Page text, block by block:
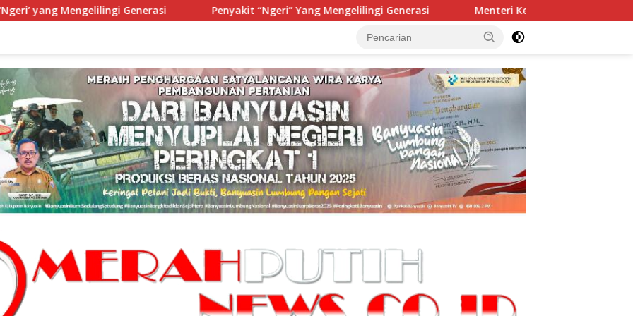
Penyakit “Ngeri” Yang Mengelilingi Generasi Menteri Kehutanan Resmikan Pusat Persemaian Sriwijaya